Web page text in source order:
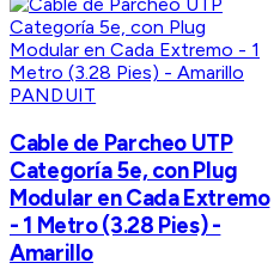
PANDUIT
Cable de Parcheo UTP
Categoría 5e, con Plug
Modular en Cada Extremo
- 1 Metro (3.28 Pies) -
Amarillo